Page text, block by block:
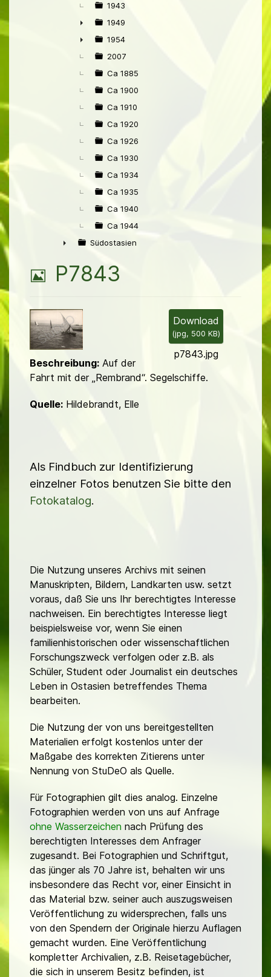
►
1943
►
1949
►
1954
2007
Ca 1885
Ca 1900
Ca 1910
Ca 1920
Ca 1926
Ca 1930
Ca 1934
Ca 1935
Ca 1940
Ca 1944
Südostasien
B
l
d
P7843
Download
(jpg, 500 KB)
p7843.jpg
Beschreibung: Auf der
Fahrt mit der „Rembrand“. Segelschiffe.
Quelle: Hildebrandt, Elle
Als Findbuch zur Identifizierung
einzelner Fotos benutzen Sie bitte den
Fotokatalog.
Die Nutzung unseres Archivs mit seinen
Manuskripten, Bildern, Landkarten usw. setzt
voraus, daß Sie uns Ihr berechtigtes Interesse
nachweisen. Ein berechtigtes Interesse liegt
beispielsweise vor, wenn Sie einen
familienhistorischen oder wissenschaftlichen
Forschungszweck verfolgen oder z.B. als
Schüler, Student oder Journalist ein deutsches
Leben in Ostasien betreffendes Thema
bearbeiten.
Die Nutzung der von uns bereitgestellten
Materialien erfolgt kostenlos unter der
Maßgabe des korrekten Zitierens unter
Nennung von StuDeO als Quelle.
Für Fotographien gilt dies analog. Einzelne
Fotographien werden von uns auf Anfrage
ohne Wasserzeichen nach Prüfung des
berechtigten Interesses dem Anfrager
zugesandt. Bei Fotographien und Schriftgut,
das jünger als 70 Jahre ist, behalten wir uns
insbesondere das Recht vor, einer Einsicht in
das Material bzw. seiner auch auszugsweisen
Veröffentlichung zu widersprechen, falls uns
von den Spendern der Originale hierzu Auflagen
gemacht wurden. Eine Veröffentlichung
kompletter Archivalien, z.B. Reisetagebücher,
die sich in unserem Besitz befinden, ist